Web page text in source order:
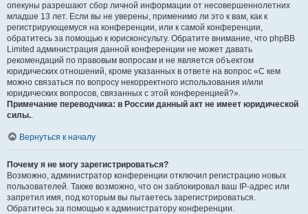
опекуны разрешают сбор личной информации от несовершеннолетних
младше 13 лет. Если вы не уверены, применимо ли это к вам, как к
регистрирующемуся на конференции, или к самой конференции,
обратитесь за помощью к юрисконсульту. Обратите внимание, что phpBB
Limited администрация данной конференции не может давать
рекомендаций по правовым вопросам и не является объектом
юридических отношений, кроме указанных в ответе на вопрос «С кем
можно связаться по вопросу некорректного использования и/или
юридических вопросов, связанных с этой конференцией?».
Примечание переводчика: в России данный акт не имеет юридической
силы..
Вернуться к началу
Почему я не могу зарегистрироваться?
Возможно, администратор конференции отключил регистрацию новых
пользователей. Также возможно, что он заблокировал ваш IP-адрес или
запретил имя, под которым вы пытаетесь зарегистрироваться.
Обратитесь за помощью к администратору конференции.